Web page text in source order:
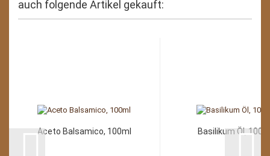
auch folgende Artikel gekauft:
Aceto Balsamico, 100ml Basilikum Öl,